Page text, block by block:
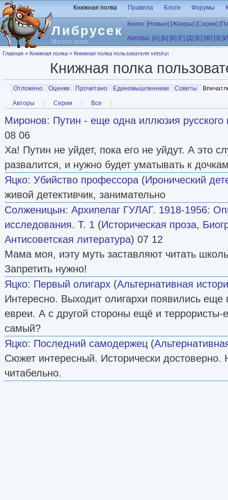
Перейти к основному содержанию
Либрусек
Много книг
Книжная полка Правила Блоги Форумы
Книги: [Новые] [Жанры] [Серии]
Авторы: [А] [Б] [В] [Г] [Д] [Е] [Ж] [З]
Вы здесь
Главная » Книжная полка » Книжная полка пользователя vetskyi
Книжная полка
Главные вкладки
Отложено Оценки Прочитано Единомышленники Советы
Вторичные вкладки
Авторы Серии Все
Миронов: Путин - еще одна иллюзия русского
08 06
Ха! Путин не уйдет, пока его не уйдут. А это
развалится, и нужно будет уматывать к
Яцко: Убийство профессора (Иронический
живой детективчик, занимательно
Солженицын: Архипелаг ГУЛАГ. 1918-1956:
исследования. Т. 1 (Историческая проза,
Антисоветская литература) 07 12
Мама моя, иэту муть заставляют читать
Запретить нужно!
Яцко: Первый олигарх (Альтернативная
Интересно. Выходит олигархи появились
евреи. А с другой стороны ещё и террористы-
самый?
Яцко: Последний самодержец (
Сюжет интересный. Исторически
читабельно.